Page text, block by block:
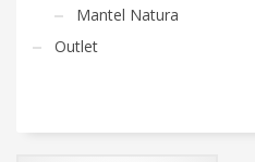
Mantel Natura
Outlet